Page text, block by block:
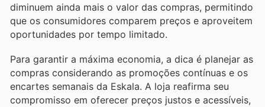
diminuem ainda mais o valor das compras, permitindo
que os consumidores comparem preços e aproveitem
oportunidades por tempo limitado.
Para garantir a máxima economia, a dica é planejar as
compras considerando as promoções contínuas e os
encartes semanais da Eskala. A loja reafirma seu
compromisso em oferecer preços justos e acessíveis,